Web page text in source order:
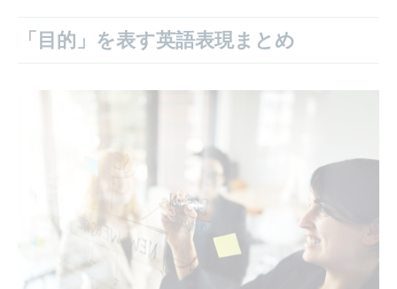
「目的」を表す英語表現まとめ